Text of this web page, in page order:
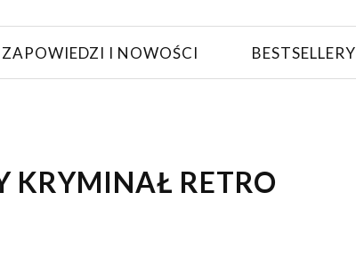
ZAPOWIEDZI I NOWOŚCI BESTSELLERY
KRYMINAŁ RETRO